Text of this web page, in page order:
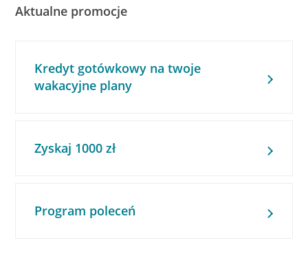
Aktualne promocje
Kredyt gotówkowy na twoje
wakacyjne plany
Zyskaj 1000 zł
Program poleceń